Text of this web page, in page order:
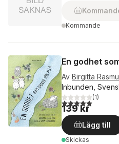
Kommande
En godhet
Av Birgitta
Inbunden,
5,0utav 5(1)
139 kr
Lägg till
Skickas